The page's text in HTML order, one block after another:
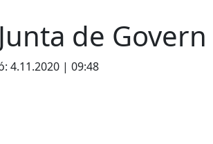
de
4.11.2020 | 09:48